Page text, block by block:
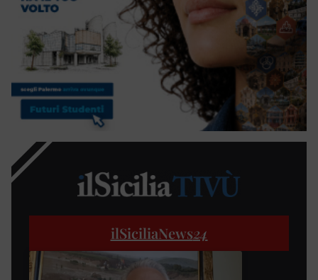
ilSiciliaNews24